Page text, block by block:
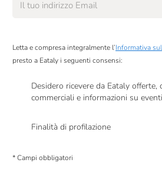
Letta e compresa integralmente l’Informativa
presto a Eataly i seguenti consensi:
Desidero ricevere da Eataly offerte,
commerciali e informazioni su eventi
Finalità di profilazione
comunicazioni commerciali personalizzate, in
* Campi obbligatori